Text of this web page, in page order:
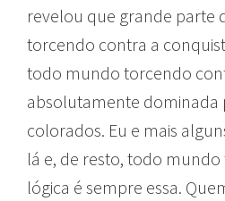
revelou que grande parte
torcendo contra a
todo mundo torcendo
absolutamente dominada
colorados. Eu e mais
lá e, de resto, todo
lógica é sempre essa.